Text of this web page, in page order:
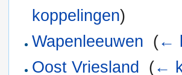
koppelingen)
Wapenleeuwen (←
Oost Vriesland
(←